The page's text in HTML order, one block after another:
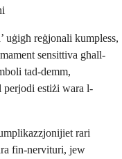
uġigħ reġjonali kumpless,
sensittiva għall-
tad-demm,
estiżi wara l-
rari
fin-nervituri, jew